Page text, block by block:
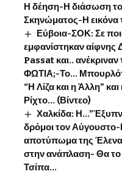
Η δέηση-Η διάσωση
Σκηνώματος-Η εικόνα
Εύβοια-ΣΟΚ: Σε
εμφανίστηκαν αίφνης
Passat και..
ΦΩΤΙΑ;-Το…
“Η Λίζα και η Άλλη”
Ρίχτο… (Βίντεο)
Χαλκίδα:
δρόμοι τον
αποτύπωμα της
στην ανάπλαση- Θα το
Τσίπα…